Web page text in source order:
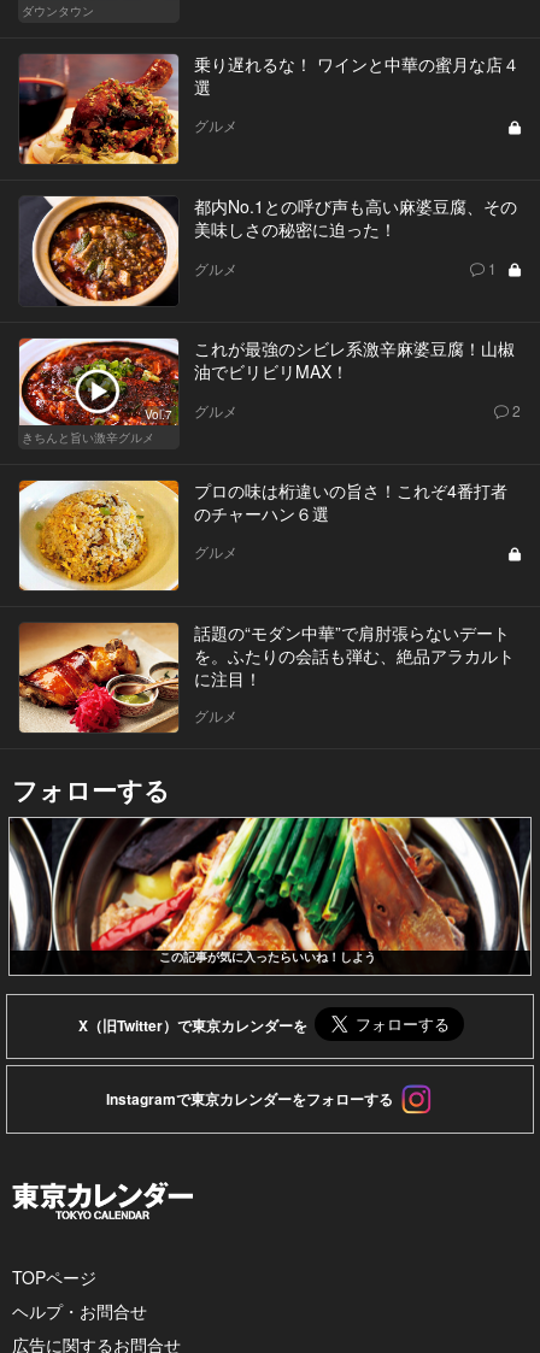
ダウンタウン
乗り遅れるな！ ワインと中華の蜜月な店４
選
グルメ
都内No.1との呼び声も高い麻婆豆腐、その
美味しさの秘密に迫った！
グルメ 1
Vol.7
きちんと旨い激辛グルメ
これが最強のシビレ系激辛麻婆豆腐！山椒
油でビリビリMAX！
グルメ 2
プロの味は桁違いの旨さ！これぞ4番打者
のチャーハン６選
グルメ
話題の“モダン中華”で肩肘張らないデート
を。ふたりの会話も弾む、絶品アラカルト
に注目！
グルメ
フォローする
この記事が気に入ったらいいね！しよう
X（旧Twitter）で東京カレンダーを
Instagramで東京カレンダーをフォローする
TOPページ
ヘルプ・お問合せ
広告に関するお問合せ